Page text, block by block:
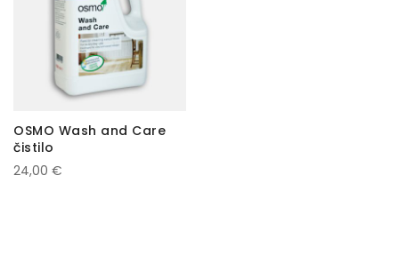
OSMO Wash and Care
čistilo
24,00 €